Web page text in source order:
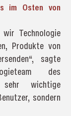
im Osten von
Technologie
Produkte von
sagte
des
sehr wichtige
sondern